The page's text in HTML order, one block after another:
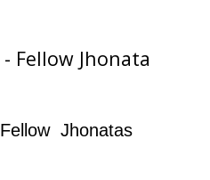
- Fellow Jhonata
Fellow Jhonatas